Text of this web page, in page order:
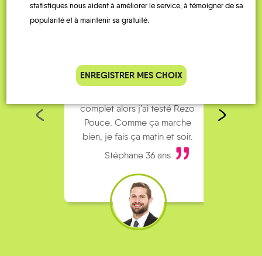
Je vais bosser en train, mais le
complet alors j’ai testé Rezo
Pouce. Comme ça marche
bien, je fais ça matin et soir.
Stéphane 36 ans
statistiques nous aident à améliorer le service, à témoigner de sa
popularité et à maintenir sa gratuité.
ENREGISTRER MES CHOIX